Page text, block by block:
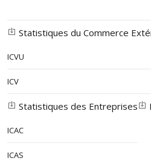
Statistiques du Commerce
ICVU
ICV
Statistiques des Entreprises
ICAC
ICAS